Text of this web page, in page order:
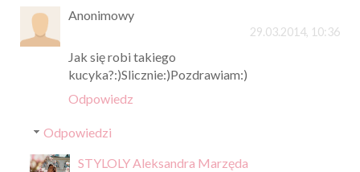
Anonimowy
29.03.2014, 10:36
Jak się robi takiego
kucyka?:)Slicznie:)Pozdrawiam:)
Odpowiedz
Odpowiedzi
STYLOLY Aleksandra Marzęda